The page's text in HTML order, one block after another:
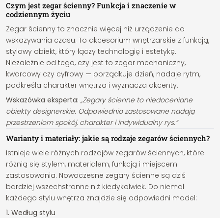
Czym jest zegar ścienny? Funkcja i znaczenie w
codziennym życiu
Zegar ścienny to znacznie więcej niż urządzenie do
wskazywania czasu. To akcesorium wnętrzarskie z funkcją,
stylowy obiekt, który łączy technologię i estetykę.
Niezależnie od tego, czy jest to zegar mechaniczny,
kwarcowy czy cyfrowy — porządkuje dzień, nadaje rytm,
podkreśla charakter wnętrza i wyznacza akcenty.
Wskazówka eksperta: „Zegary ścienne to niedoceniane
obiekty designerskie. Odpowiednio zastosowane nadają
przestrzeniom spokój, charakter i indywidualny rys.”
Warianty i materiały: jakie są rodzaje zegarów ściennych?
Istnieje wiele różnych rodzajów zegarów ściennych, które
różnią się stylem, materiałem, funkcją i miejscem
zastosowania. Nowoczesne zegary ścienne są dziś
bardziej wszechstronne niż kiedykolwiek. Do niemal
każdego stylu wnętrza znajdzie się odpowiedni model:
1. Według stylu